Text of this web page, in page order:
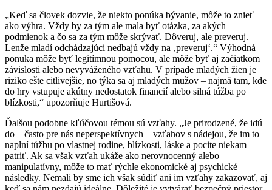
„Keď sa človek dozvie, že niekto ponúka bývanie, môže to znieť
ako výhra. Vždy by za tým ale mala byť otázka, za akých
podmienok a čo sa za tým môže skrývať. Dôveruj, ale preveruj.
Lenže mladí odchádzajúci nedbajú vždy na ‚preveruj‘.“ Výhodná
ponuka môže byť legitímnou pomocou, ale môže byť aj začiatkom
závislosti alebo nevyváženého vzťahu. V prípade mladých žien je
riziko ešte citlivejšie, no týka sa aj mladých mužov – najmä tam, kde
do hry vstupuje akútny nedostatok financií alebo silná túžba po
blízkosti,“ upozorňuje Hurtišová.
Ďalšou podobne kľúčovou témou sú vzťahy. „Je prirodzené, že idú
do – často pre nás neperspektívnych – vzťahov s nádejou, že im to
naplní túžbu po vlastnej rodine, blízkosti, láske a pocite niekam
patriť. Ak sa však vzťah ukáže ako nerovnocenný alebo
manipulatívny, môže to mať rýchle ekonomické aj psychické
následky. Nemali by sme ich však súdiť ani im vzťahy zakazovať, aj